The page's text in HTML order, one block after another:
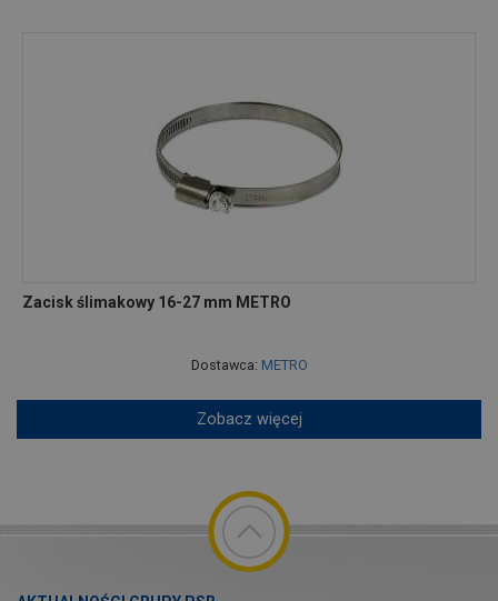
Zacisk ślimakowy 16-27 mm METRO
Dostawca: METRO
Zobacz więcej